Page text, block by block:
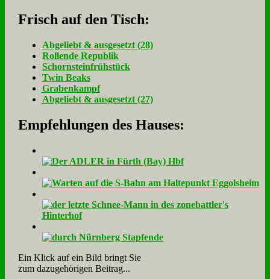
Frisch auf den Tisch:
Ab­ge­liebt & aus­ge­setzt (28)
Rol­len­de Re­pu­blik
Schorn­stein­früh­stück
Twin Beaks
Gra­ben­kampf
Ab­ge­liebt & aus­ge­setzt (27)
Empfehlungen des Hauses:
Ein Klick auf ein Bild bringt Sie
zum dazugehörigen Beitrag...